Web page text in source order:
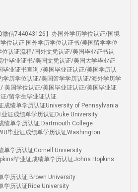
微信744043126】办国外学历学位认证/国境
位认证 国外学历学位认证书/美国留学学位
认证流程/国外文凭认证/美国毕业证书认
毕业证书/美国文凭认证/美国大学毕业证
业证书查询 /美国毕业证认证/美国学历认
历学位认证/美国留学学历认证/海外学历学
美国学位认证/美国毕业证认证/美国毕业证
/留学生毕业证认证
成绩单学历认证University of Pennsylvania
证成绩单学历认证Duke University
绩单学历认证 Dartmouth College
毕业证成绩单学历认证Washington
单学历认证Cornell University
毕业证成绩单学历认证Johns Hopkins
学历认证 Brown University
学历认证Rice University